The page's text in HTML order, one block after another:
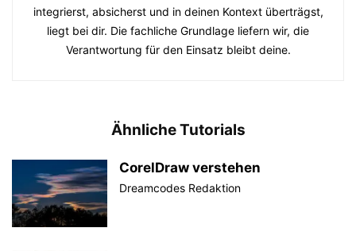
integrierst, absicherst und in deinen Kontext überträgst,
liegt bei dir. Die fachliche Grundlage liefern wir, die
Verantwortung für den Einsatz bleibt deine.
Ähnliche Tutorials
CorelDraw verstehen
Dreamcodes Redaktion